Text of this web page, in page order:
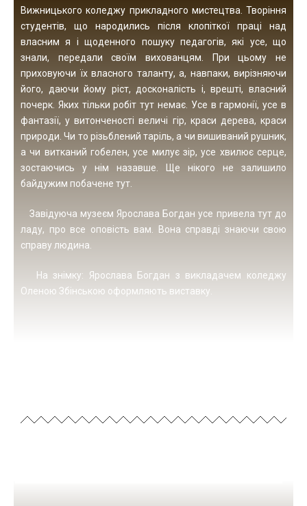
Вижницького коледжу прикладного мистецтва. Творіння
студентів, що народились після клопіткої праці над
власним я і щоденного пошуку педагогів, які усе, що
знали, передали своїм вихованцям. При цьому не
приховуючи їх власного таланту, а, навпаки, вирізняючи
його, даючи йому ріст, досконалість і, врешті, власний
почерк. Яких тільки робіт тут немає. Усе в гармонії, усе в
фантазії, у витонченості величі гір, краси дерева, краси
природи. Чи то різьблений таріль, а чи вишиваний рушник,
а чи витканий гобелен, усе милує зір, усе хвилює серце,
зостаючись у нім назавше. Ще нікого не залишило
байдужим побачене тут.
Завідуюча музеєм Ярослава Богдан усе привела тут до
ладу, про все оповість вам. Вона справді знаючи свою
справу людина.
На знімку: Ярослава Богдан з викладачем коледжу
Оленою Збінською оформляють виставку.